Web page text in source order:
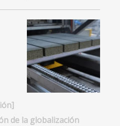
de la globalización